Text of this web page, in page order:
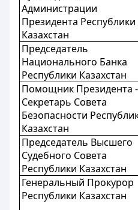
Администрации
Президента Республики
Казахстан
Председатель
Национального Банка
Республики Казахстан
Помощник Президента -
Секретарь Совета
Безопасности
Казахстан
Председатель Высшего
Судебного Совета
Республики Казахстан
Генеральный Прокурор
Республики Казахстан